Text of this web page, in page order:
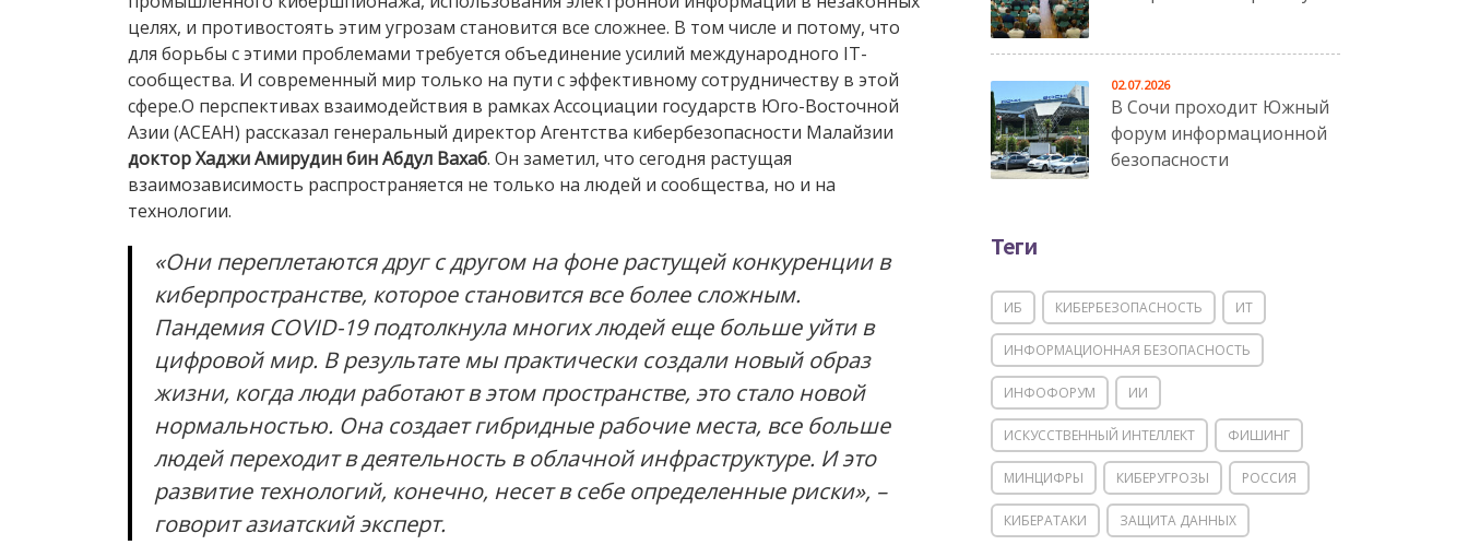
целях, и противостоять этим угрозам становится все сложнее. В том числе и потому, что
для борьбы с этими проблемами требуется объединение усилий международного IT-
сообщества. И современный мир только на пути с эффективному сотрудничеству в этой
сфере.О перспективах взаимодействия в рамках Ассоциации государств Юго-Восточной
Азии (АСЕАН) рассказал генеральный директор Агентства кибербезопасности Малайзии
доктор Хаджи Амирудин бин Абдул Вахаб. Он заметил, что сегодня растущая
взаимозависимость распространяется не только на людей и сообщества, но и на
технологии.
«Они переплетаются друг с другом на фоне растущей конкуренции в
киберпространстве, которое становится все более сложным.
Пандемия COVID-19 подтолкнула многих людей еще больше уйти в
цифровой мир. В результате мы практически создали новый образ
жизни, когда люди работают в этом пространстве, это стало новой
нормальностью. Она создает гибридные рабочие места, все больше
людей переходит в деятельность в облачной инфраструктуре. И это
развитие технологий, конечно, несет в себе определенные риски», –
говорит азиатский эксперт.
В Сочи проходит Южный
форум информационной
безопасности
02.07.2026
Теги
ИБ КИБЕРБЕЗОПАСНОСТЬ ИТ
ИНФОРМАЦИОННАЯ БЕЗОПАСНОСТЬ
ИНФОФОРУМ ИИ
ИСКУССТВЕННЫЙ ИНТЕЛЛЕКТ ФИШИНГ
МИНЦИФРЫ КИБЕРУГРОЗЫ РОССИЯ
КИБЕРАТАКИ ЗАЩИТА ДАННЫХ